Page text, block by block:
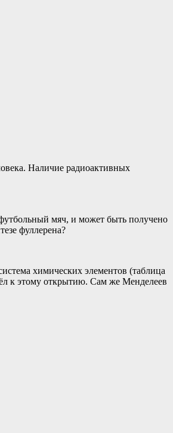
Наличие радиоактивных
мяч, и может быть получено
фуллерена?
химических элементов (таблица
к этому открытию. Сам же Менделеев